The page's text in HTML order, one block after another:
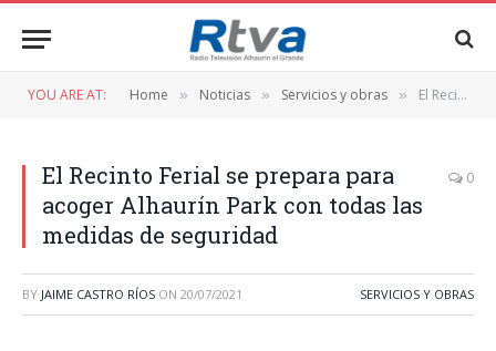
YOU ARE AT: Home » Noticias » Servicios y obras » El Recinto Ferial se prepara para acoger Alhaurín Park con todas las medidas de seguridad
El Recinto Ferial se prepara para
acoger Alhaurín Park con todas las
medidas de seguridad
0
BY JAIME CASTRO RÍOS ON 20/07/2021 SERVICIOS Y OBRAS